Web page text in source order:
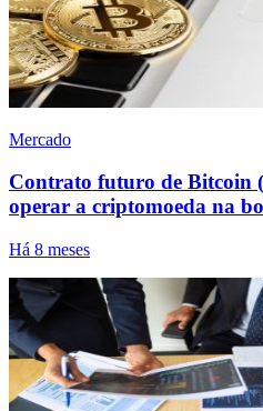
Mercado
Contrato futuro de Bitcoin
operar a criptomoeda na
Há 8 meses